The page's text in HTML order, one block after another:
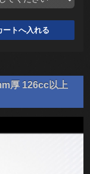
厚 126cc以上